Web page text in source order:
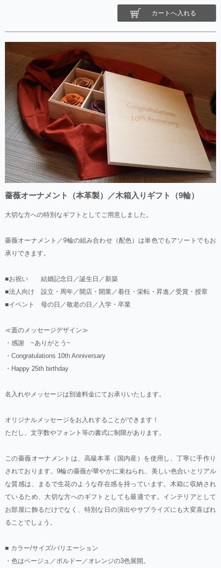
カートへ入れる
薔薇オーナメント（本革製）／木箱入りギフト（9輪）
大切な方への特別なギフトとしてご用意しました。
薔薇オーナメント／9輪の組み合わせ（配色）は単色でもアソートでもお
承りできます。
■お祝い 結婚記念日／誕生日／新築
■法人向け 設立・周年／開店・開業／着任・栄転・昇進／受賞・授章
■イベント 母の日／敬老の日／入学・卒業
≪蓋のメッセージデザイン≫
・感謝 ~ありがとう~
・Congratulations 10th Anniversary
・Happy 25th birthday
名入れやメッセージは別途料金にてお承りいたします。
オリジナルメッセージをお入れすることができます！
ただし、文字数やフォント等の書式に制限があります。
この薔薇オーナメントは、高級本革（国内産）を使用し、丁寧に手作り
されております。9輪の薔薇が華やかに束ねられ、美しい色合いとリアル
な質感は、まるで生花のような存在感を持っています。木箱に収納され
ているため、大切な方へのギフトとしても最適です。インテリアとして
お部屋に飾るだけでなく、特別な日の演出やサプライズにも大変喜ばれ
ることでしょう。
■ カラー/サイズ/バリエーション
・色はベージュ／ボルドー／オレンジの3色展開。